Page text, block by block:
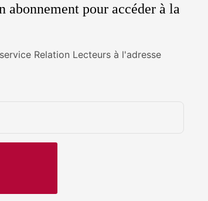
abonnement pour accéder à la
Relation Lecteurs à l'adresse